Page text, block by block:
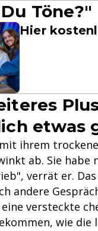
Hier
etwas
ihrem
ab. Sie
verrät er.
andere
versteckte
wie die